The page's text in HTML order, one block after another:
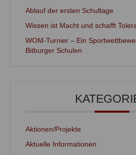
Ablauf der ersten Schultage
Wissen ist Macht und schafft
WOM-Turnier – Ein
Bitburger Schulen
Aktionen/Projekte
Aktuelle Informationen